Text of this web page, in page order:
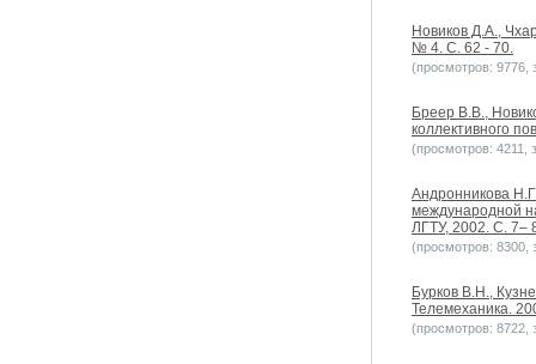
Новиков Д.А.,
№ 4. С. 62 - 70.
(просмотров: 9776,
Бреер В.В.,
коллективного
(просмотров: 4211,
Андронникова
международной
ЛГТУ, 2002. С. 7–
(просмотров: 8300,
Бурков В.Н.,
Телемеханика.
(просмотров: 8722,